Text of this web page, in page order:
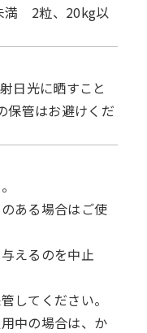
2粒、20kg以
日光に晒すこと
保管はお避けくだ
ある場合はご使
えるのを中止
してください。
中の場合は、か